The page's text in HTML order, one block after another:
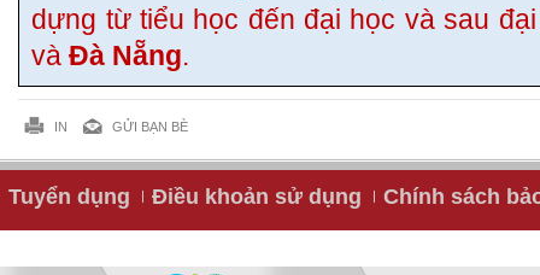
dựng từ tiểu học đến đại học và sau
vàĐà Nẵng.
IN GỬI BẠN BÈ
Tuyển dụng Điều khoản sử dụng Chính sách